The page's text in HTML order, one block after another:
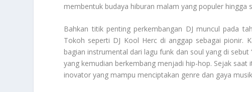
membentuk budaya hiburan malam yang populer hingga
Bahkan titik penting perkembangan DJ muncul pada
Tokoh seperti DJ Kool Herc di anggap sebagai pionir.
bagian instrumental dari lagu funk dan soul yang di
yang kemudian berkembang menjadi hip-hop. Sejak
inovator yang mampu menciptakan genre dan gaya